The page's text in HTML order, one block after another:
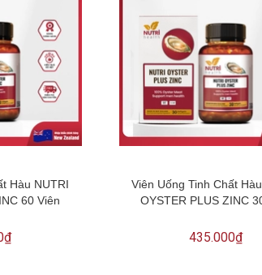
Hàu NUTRI
60 Viên
Viên Uống Tinh Chất
OYSTER PLUS ZINC
435.000₫